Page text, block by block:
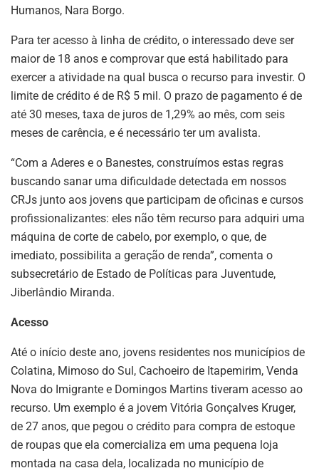
Humanos, Nara Borgo.
Para ter acesso à linha de crédito, o interessado deve ser
maior de 18 anos e comprovar que está habilitado para
exercer a atividade na qual busca o recurso para investir. O
limite de crédito é de R$ 5 mil. O prazo de pagamento é de
até 30 meses, taxa de juros de 1,29% ao mês, com seis
meses de carência, e é necessário ter um avalista.
“Com a Aderes e o Banestes, construímos estas regras
buscando sanar uma dificuldade detectada em nossos
CRJs junto aos jovens que participam de oficinas e cursos
profissionalizantes: eles não têm recurso para adquiri uma
máquina de corte de cabelo, por exemplo, o que, de
imediato, possibilita a geração de renda”, comenta o
subsecretário de Estado de Políticas para Juventude,
Jiberlândio Miranda.
Acesso
Até o início deste ano, jovens residentes nos municípios de
Colatina, Mimoso do Sul, Cachoeiro de Itapemirim, Venda
Nova do Imigrante e Domingos Martins tiveram acesso ao
recurso. Um exemplo é a jovem Vitória Gonçalves Kruger,
de 27 anos, que pegou o crédito para compra de estoque
de roupas que ela comercializa em uma pequena loja
montada na casa dela, localizada no município de